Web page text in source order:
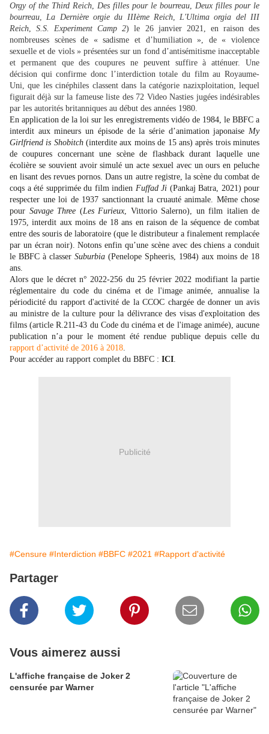
Orgy of the Third Reich, Des filles pour le bourreau, Deux filles pour le
bourreau,La Dernière orgie du IIIème Reich,L'Ultima orgia del III
Reich,S.S. Experiment Camp 2) le 26 janvier 2021, en raison des
nombreuses scènes de « sadisme et d’humiliation », de « violence
sexuelle et de viols » présentées sur un fond d’antisémitisme inacceptable
et permanent que des coupures ne peuvent suffire à atténuer. Une
décision qui confirme donc l’interdiction totale du film au Royaume-
Uni, que les cinéphiles classent dans la catégorie nazixploitation, lequel
figurait déjà sur la fameuse liste des 72 Video Nasties jugées indésirables
par les autorités britanniques au début des années 1980.
En application de la loi sur les enregistrements vidéo de 1984, le BBFC a
interdit aux mineursun épisode de la série d’animation japonaiseMy
Girlfriend is Shobitch (interdite aux moins de 15 ans) après trois minutes
de coupures concernant une scène de flashback durant laquelle une
écolière se souvient avoir simulé un acte sexuel avec un ours en peluche
en lisant des revues pornos. Dans un autre registre, la scène du combat de
coqs a été supprimée du film indien Fuffad Ji (Pankaj Batra, 2021) pour
respecter une loi de 1937 sanctionnant la cruauté animale. Même chose
pour Savage Three (Les Furieux, Vittorio Salerno), un film italien de
1975, interdit aux moins de 18 ans en raison de la séquence de combat
entre des souris de laboratoire (que le distributeur a finalement remplacée
par un écran noir).Notons enfin qu’une scène avec des chiens a conduit
le BBFC à classer Suburbia (Penelope Spheeris, 1984) aux moins de 18
ans.
Alors que le décret n° 2022-256 du 25 février 2022 modifiant la partie
réglementaire du code du cinéma et de l'image animée, annualise la
périodicité du rapport d'activité de la CCOC chargée de donner un avis
au ministre de la culture pour la délivrance des visas d'exploitation des
films (article R.211-43 du Code du cinéma et de l'image animée), aucune
publication n’a pour le moment été rendue publique depuis celle du
rapport d’activité de 2016 à 2018.
Pour accéder au rapport complet du BBFC : ICI.
Publicité
#Censure #Interdiction #BBFC #2021 #Rapport d'activité
Partager
Vous aimerez aussi
L'affiche française de Joker 2
censurée par Warner